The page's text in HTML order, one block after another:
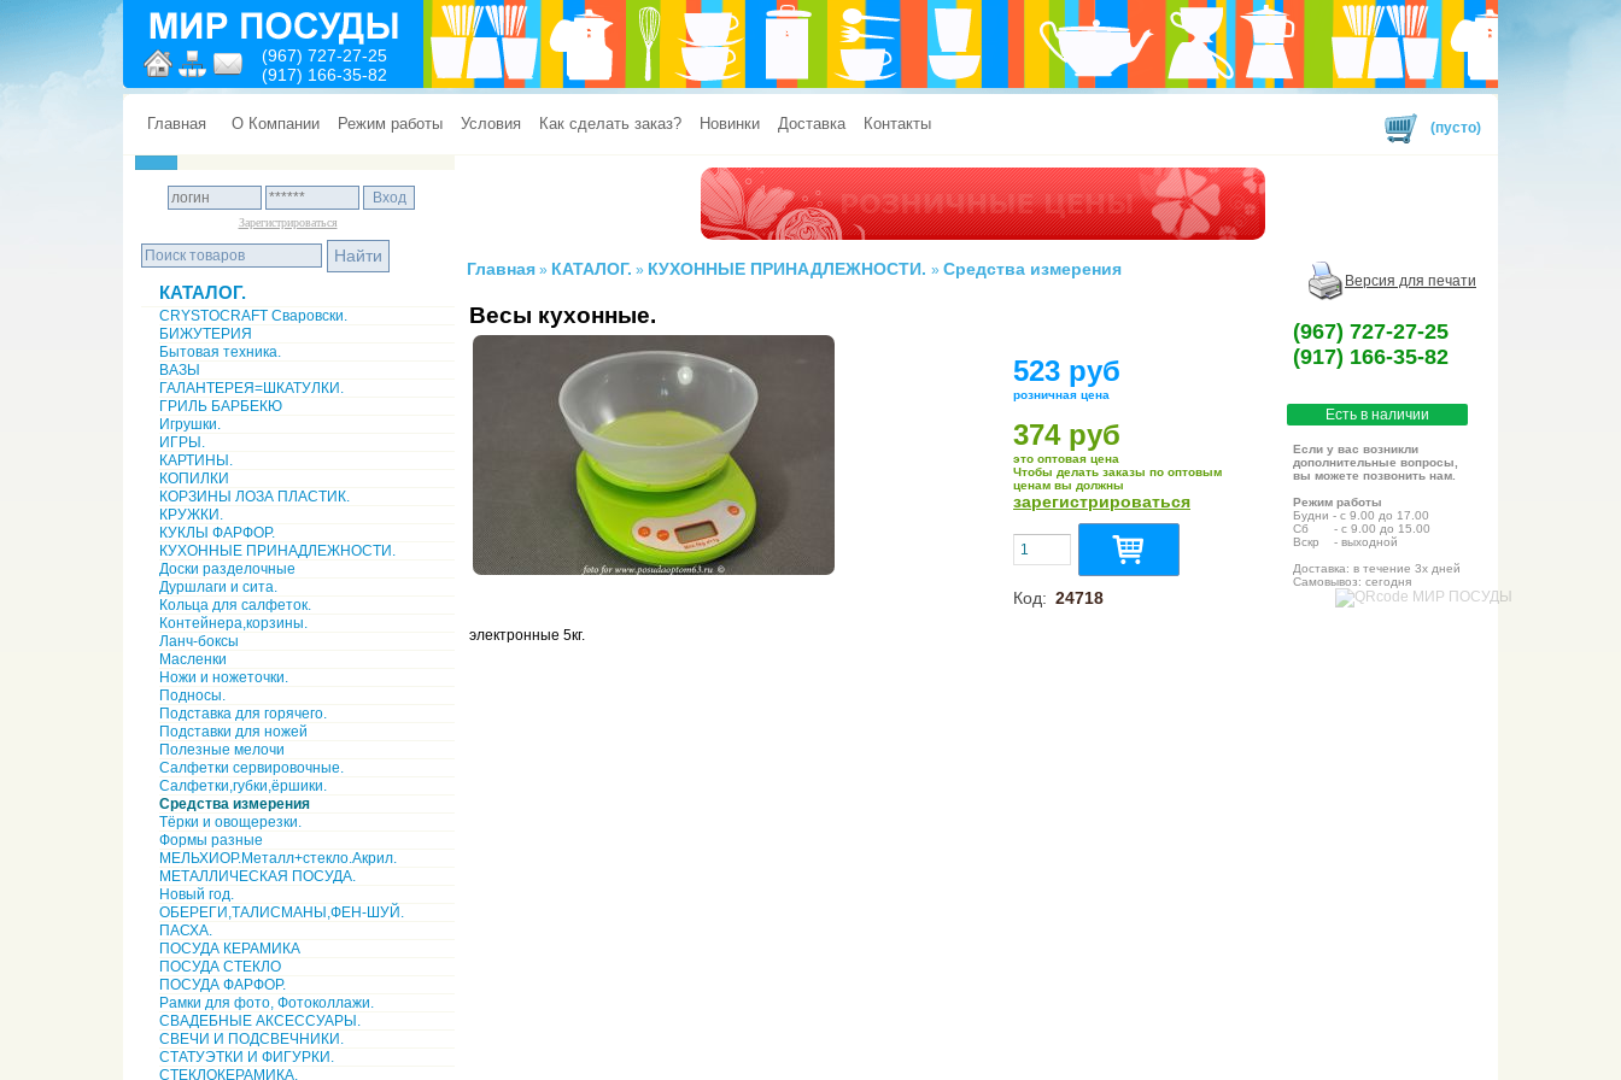
(967) 727-27-25
(917) 166-35-82
Главная О Компании Режим работы Условия Как сделать заказ? Новинки Доставка Контакты (пусто)
Зарегистрироваться
КАТАЛОГ.
CRYSTOCRAFT Сваровски.
БИЖУТЕРИЯ
Бытовая техника.
ВАЗЫ
ГАЛАНТЕРЕЯ=ШКАТУЛКИ.
ГРИЛЬ БАРБЕКЮ
Игрушки.
ИГРЫ.
КАРТИНЫ.
КОПИЛКИ
КОРЗИНЫ ЛОЗА ПЛАСТИК.
КРУЖКИ.
КУКЛЫ ФАРФОР.
КУХОННЫЕ ПРИНАДЛЕЖНОСТИ.
Доски разделочные
Дуршлаги и сита.
Кольца для салфеток.
Контейнера,корзины.
Ланч-боксы
Масленки
Ножи и ножеточки.
Подносы.
Подставка для горячего.
Подставки для ножей
Полезные мелочи
Салфетки сервировочные.
Салфетки,губки,ёршики.
Средства измерения
Тёрки и овощерезки.
Формы разные
МЕЛЬХИОР.Металл+стекло.Акрил.
МЕТАЛЛИЧЕСКАЯ ПОСУДА.
Новый год.
ОБЕРЕГИ,ТАЛИСМАНЫ,ФЕН-ШУЙ.
ПАСХА.
ПОСУДА КЕРАМИКА
ПОСУДА СТЕКЛО
ПОСУДА ФАРФОР.
Рамки для фото, Фотоколлажи.
СВАДЕБНЫЕ АКСЕССУАРЫ.
СВЕЧИ И ПОДСВЕЧНИКИ.
СТАТУЭТКИ И ФИГУРКИ.
СТЕКЛОКЕРАМИКА.
Главная » КАТАЛОГ. » КУХОННЫЕ ПРИНАДЛЕЖНОСТИ. » Средства измерения
Версия для печати
Весы кухонные.
(967) 727-27-25
(917) 166-35-82
Есть в наличии
Если у вас возникли
дополнительные вопросы,
вы можете позвонить нам.
Режим работы
Будни - с 9.00 до 17.00
Сб - с 9.00 до 15.00
Вскр - выходной
Доставка: в течение 3х дней
Самовывоз: сегодня
523 руб
розничная цена
374 руб
это оптовая цена
Чтобы делать заказы по оптовым
ценам вы должны
зарегистрироваться
Код: 24718
электронные 5кг.